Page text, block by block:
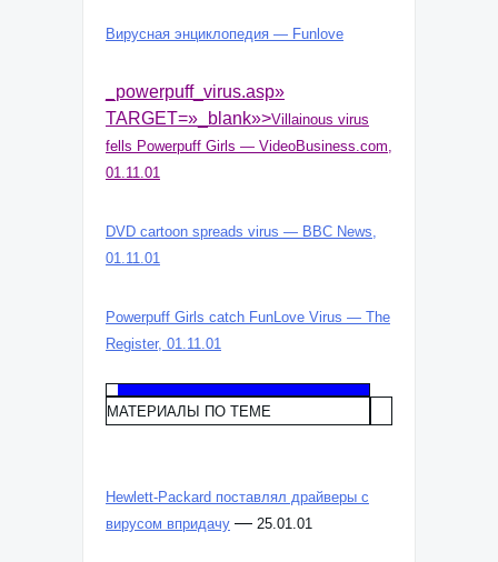
Вирусная энциклопедия — Funlove
_powerpuff_virus.asp»
TARGET=»_blank»>Villainous virus
fells Powerpuff Girls — VideoBusiness.com,
01.11.01
DVD cartoon spreads virus — BBC News,
01.11.01
Powerpuff Girls catch FunLove Virus — The
Register, 01.11.01
МАТЕРИАЛЫ ПО ТЕМЕ
Hewlett-Packard поставлял драйверы с
вирусом впридачу — 25.01.01